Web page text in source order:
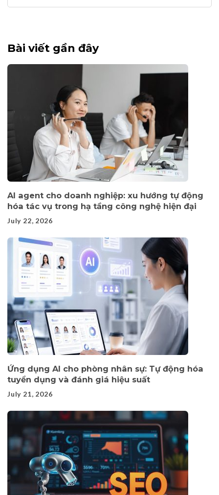
for:
Bài viết gần đây
AI agent cho doanh nghiệp: xu hướng tự động
hóa tác vụ trong hạ tầng công nghệ hiện đại
July 22, 2026
Ứng dụng AI cho phòng nhân sự: Tự động hóa
tuyển dụng và đánh giá hiệu suất
July 21, 2026